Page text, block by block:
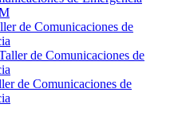
de Comunicaciones de
de Comunicaciones de
de Comunicaciones de